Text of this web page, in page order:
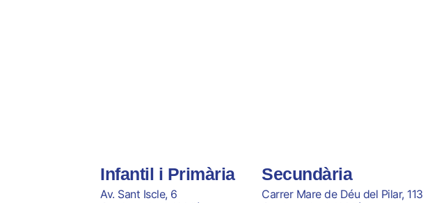
Infantil i Primària
Av. Sant Iscle, 6
Secundària
Carrer Mare de Déu del Pilar, 113